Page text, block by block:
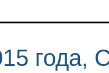
года,